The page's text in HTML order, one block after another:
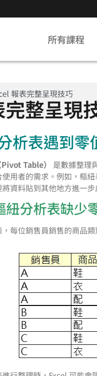
所有課程
報表完整呈現技巧
整呈現
析表遇到零
Table）
是數據整理
用者的需求。例如，樞紐
資料貼到其他地方進一
紐分析表缺少
每位銷售員銷售的商品